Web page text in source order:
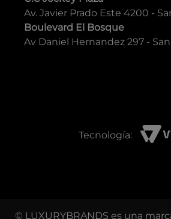
Av. Javier Prado Este 4200 -
Boulevard El Bosque
Av Daniel Hernandez 297 -
Tecnología:
© LUXURYBRANDS es una